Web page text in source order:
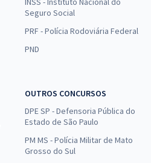
Seguro Social
PRF - Polícia Rodoviária Federal
PND
OUTROS CONCURSOS
DPE SP - Defensoria Pública do
Estado de São Paulo
PM MS - Polícia Militar de Mato
Grosso do Sul